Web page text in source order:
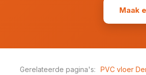
Maak
Gerelateerde pagina's: PVC vloer